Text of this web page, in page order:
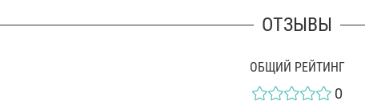
ОТЗЫВЫ
ОБЩИЙ РЕЙТИНГ
0